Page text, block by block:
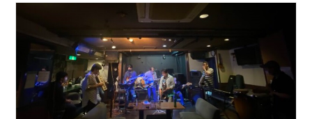
ACCESS
CONTACT
ブッキングライブ出演者募集！！